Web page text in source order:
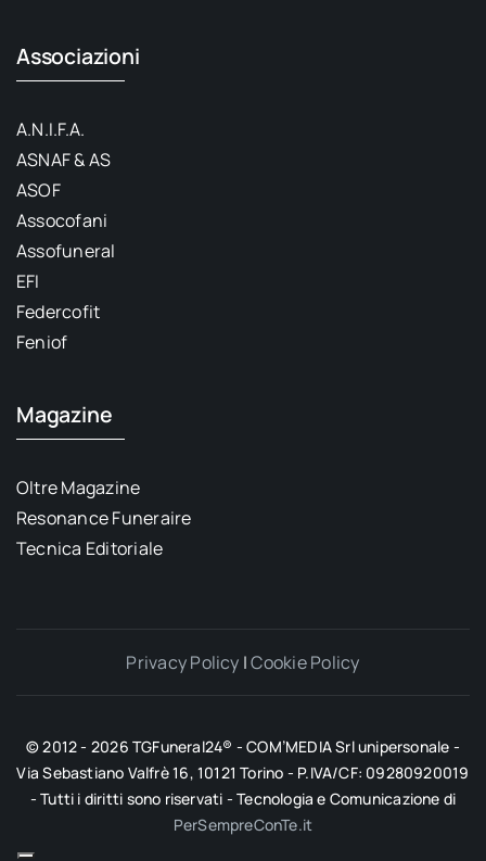
Associazioni
A.N.I.F.A.
ASNAF & AS
ASOF
Assocofani
Assofuneral
EFI
Federcofit
Feniof
Magazine
Oltre Magazine
Resonance Funeraire
Tecnica Editoriale
Privacy Policy |Cookie Policy
© 2012 - 2026 TGFuneral24® - COM’MEDIA Srl unipersonale -
Via Sebastiano Valfrè 16, 10121 Torino - P.IVA/CF: 09280920019
- Tutti i diritti sono riservati - Tecnologia e Comunicazione di
PerSempreConTe.it